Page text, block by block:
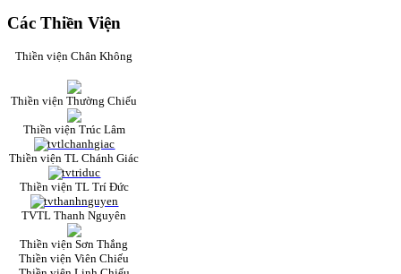
Các Thiền Viện
Thiền viện Chân Không
Thiền viện Thường Chiếu
Thiền viện Trúc Lâm
Thiền viện TL Chánh Giác
Thiền viện TL Trí Đức
TVTL Thanh Nguyên
Thiền viện Sơn Thắng
Thiền viện Viên Chiếu